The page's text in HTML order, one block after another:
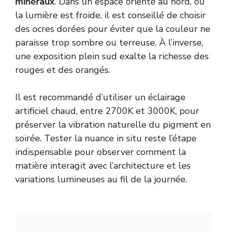
la lumière est froide, il est conseillé de choisir
des ocres dorées pour éviter que la couleur ne
paraisse trop sombre ou terreuse. À l’inverse,
une exposition plein sud exalte la richesse des
rouges et des orangés.
Il est recommandé d’utiliser un éclairage
artificiel chaud, entre 2700K et 3000K, pour
préserver la vibration naturelle du pigment en
soirée. Tester la nuance in situ reste l’étape
indispensable pour observer comment la
matière interagit avec l’architecture et les
variations lumineuses au fil de la journée.